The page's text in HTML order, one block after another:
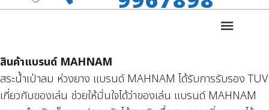
สินค้าแบรนด์ MAHNAM
สระน้ำเป่าลม ห่วงยาง แบรนด์ MAHNAM ได้รับการรับรอง TUV
เกี่ยวกับของเล่น ช่วยให้มั่นใจได้ว่าของเล่น แบรนด์ MAHNAM